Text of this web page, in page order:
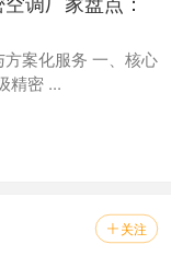
案化服务 一、核心
精密 ...
 关注